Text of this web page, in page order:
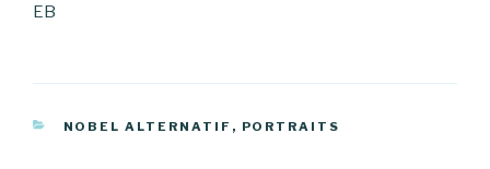
EB
CATÉGORIES
NOBEL ALTERNATIF , PORTRAITS